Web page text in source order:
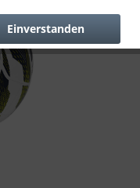
Einverstanden